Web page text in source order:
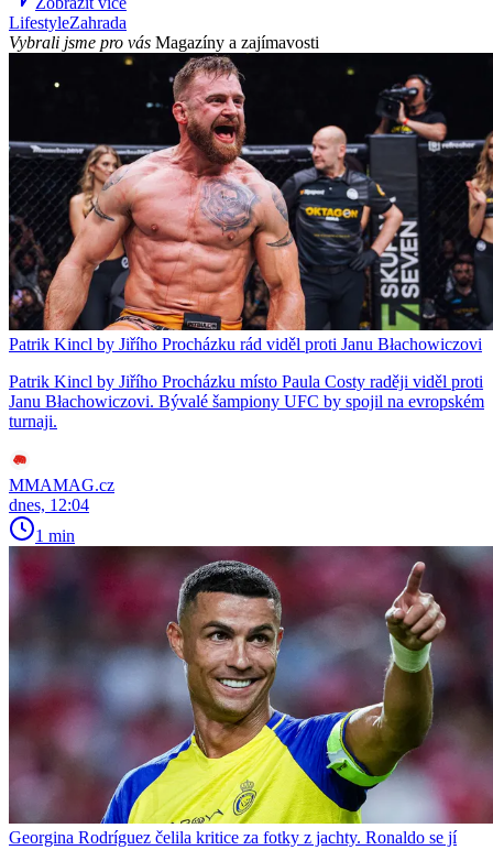
LifestyleZahrada
Vybrali jsme pro vás Magazíny a zajímavosti
Patrik Kincl by Jiřího Procházku rád viděl proti Janu Błachowiczovi
Patrik Kincl by Jiřího Procházku místo Paula Costy raději viděl proti
Janu Błachowiczovi. Bývalé šampiony UFC by spojil na evropském
turnaji.
MMAMAG.cz
dnes, 12:04
1 min
Georgina Rodríguez čelila kritice za fotky z jachty. Ronaldo se jí